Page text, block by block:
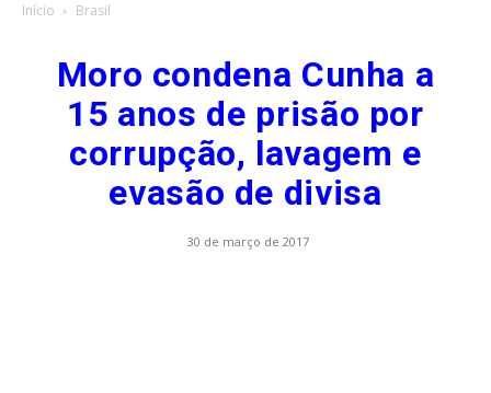
Início Brasil
Moro condena Cunha a
15 anos de prisão por
corrupção, lavagem e
evasão de divisa
30 de março de 2017